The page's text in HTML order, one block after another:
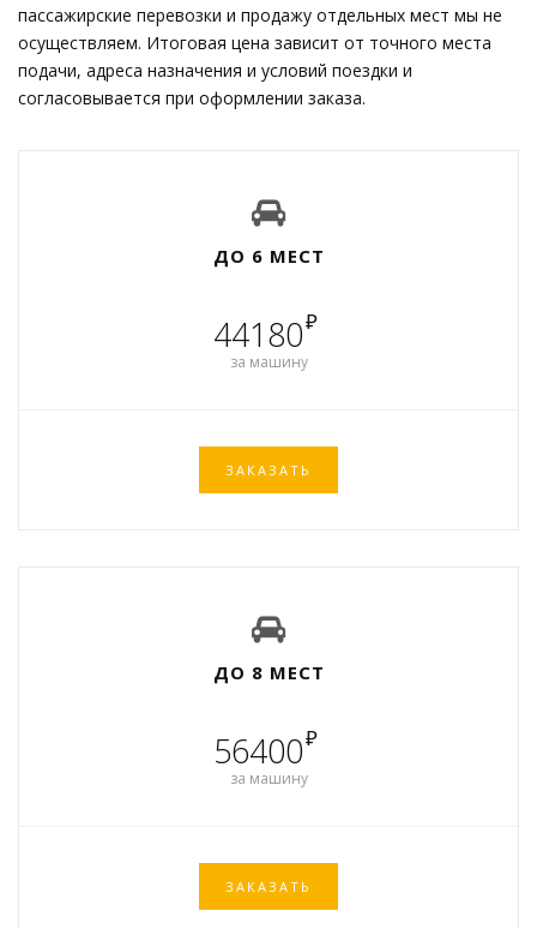
пассажирские перевозки и продажу отдельных мест мы не
осуществляем. Итоговая цена зависит от точного места
подачи, адреса назначения и условий поездки и
согласовывается при оформлении заказа.
ДО 6 МЕСТ
44180₽
за машину
ЗАКАЗАТЬ
ДО 8 МЕСТ
56400₽
за машину
ЗАКАЗАТЬ